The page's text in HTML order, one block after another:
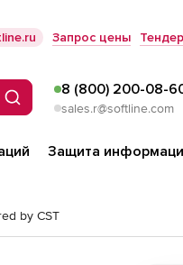
Запрос цены
Поиск
8 (800) 200-08-
sales.r@softline.com
Защита
by CST